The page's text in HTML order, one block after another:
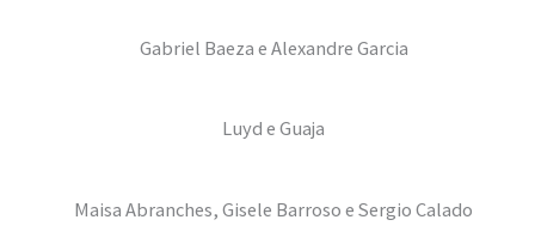
Gabriel Baeza e Alexandre Garcia
Luyd e Guaja
Maisa Abranches, Gisele Barroso e Sergio Calado